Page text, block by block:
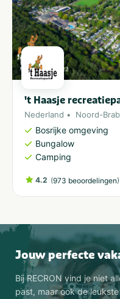
't Haasje
Nederland Noord-
Bosrijke omgeving
Bungalow
Camping
4.2 (973 beoordelingen)
Jouw perfecte
Bij RECRON vind je niet
past, maar ook de